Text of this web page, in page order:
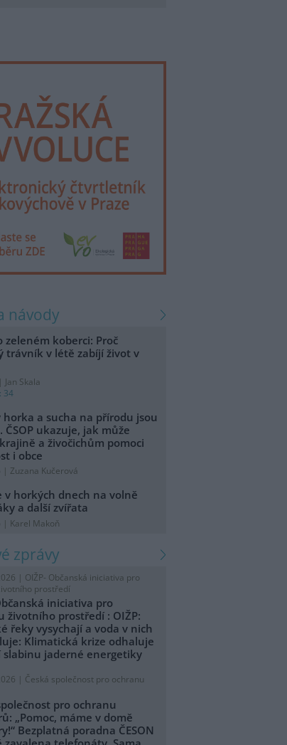
návody
zeleném koberci: Proč
trávník v létě zabíjí život v
Skala
34
horka a sucha na přírodu jsou
ČSOP ukazuje, jak může
a živočichům pomoci
i obce
| Zuzana Kučerová
v horkých dnech na volně
a další zvířata
| Karel Makoň
zprávy
| OIŽP- Občanská iniciativa pro
prostředí
iniciativa pro
životního prostředí : OIŽP:
řeky vysychají a voda v nich
Klimatická krize odhaluje
slabinu jaderné energetiky
| Česká společnost pro ochranu
pro ochranu
„Pomoc, máme v domě
Bezplatná poradna ČESON